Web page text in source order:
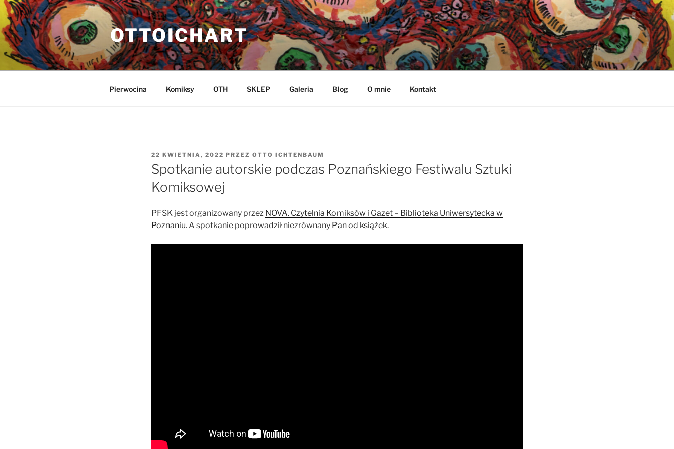
Przejdź
do
treści
OTTOICHART
Pierwocina Komiksy OTH SKLEP Galeria Blog O mnie Kontakt
OPUBLIKOWANE
W
22 KWIETNIA, 2022 PRZEZ OTTO ICHTENBAUM
Spotkanie autorskie podczas Poznańskiego Festiwalu Sztuki
Komiksowej
PFSK jest organizowany przez NOVA. Czytelnia Komiksów i Gazet – Biblioteka Uniwersytecka w
Poznaniu. A spotkanie poprowadził niezrównany Pan od książek.